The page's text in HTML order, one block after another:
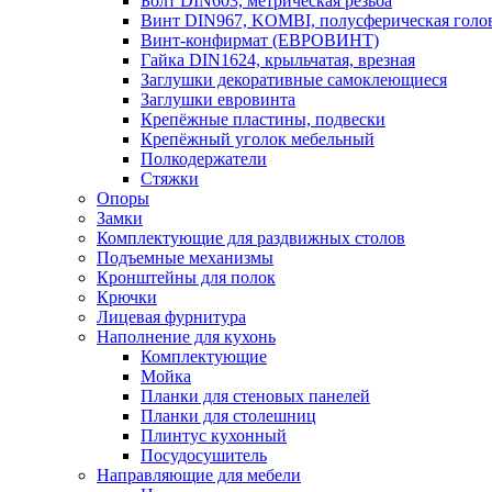
Винт DIN967, KOMBI, полусферическая
Винт-конфирмат (ЕВРОВИНТ)
Гайка DIN1624, крыльчатая, врезная
Заглушки декоративные самоклеющиеся
Заглушки евровинта
Крепёжные пластины, подвески
Крепёжный уголок мебельный
Полкодержатели
Стяжки
Опоры
Замки
Комплектующие для раздвижных столов
Подъемные механизмы
Кронштейны для полок
Крючки
Лицевая фурнитура
Наполнение для кухонь
Комплектующие
Мойка
Планки для стеновых панелей
Планки для столешниц
Плинтус кухонный
Посудосушитель
Направляющие для мебели